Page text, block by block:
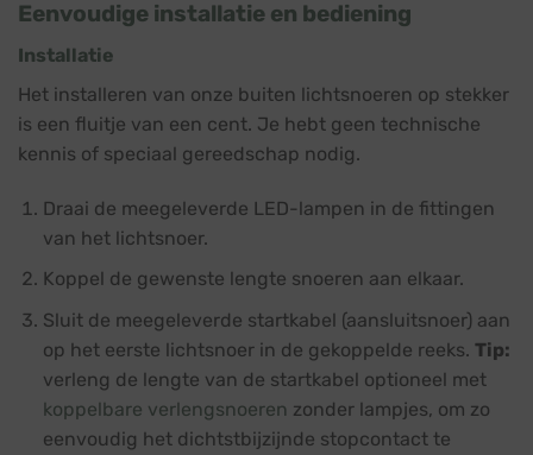
Eenvoudige installatie en bediening
Installatie
Het installeren van onze buiten lichtsnoeren op stekker
is een fluitje van een cent. Je hebt geen technische
kennis of speciaal gereedschap nodig.
Draai de meegeleverde LED-lampen in de fittingen
van het lichtsnoer.
Koppel de gewenste lengte snoeren aan elkaar.
Sluit de meegeleverde startkabel (aansluitsnoer) aan
op het eerste lichtsnoer in de gekoppelde reeks. Tip:
verleng de lengte van de startkabel optioneel met
koppelbare verlengsnoeren zonder lampjes, om zo
eenvoudig het dichtstbijzijnde stopcontact te